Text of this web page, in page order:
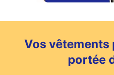
Vos vêtements
portée